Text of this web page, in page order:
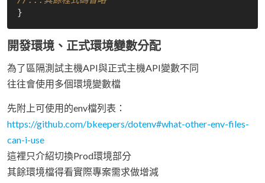
開發環境、正式環境變數分配
為了區隔測試主機API與正式主機API變數不同
往往會使用多個環境變數檔
先附上可使用的env檔列表：
https://github.com/bkeepers/dotenv#what-other-env-files-
can-i-use
這裡只介紹切換Prod環境部分
其餘環境檔得看實際專案需求做增減